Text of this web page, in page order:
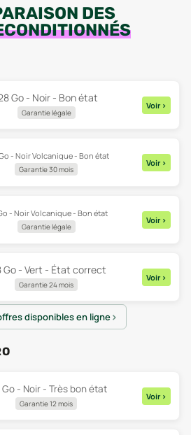
DES
Go - Noir - Bon état
Garantie légale
Voir >
- Noir Volcanique - Bon état
Garantie 30 mois
Voir >
- Noir Volcanique - Bon état
Garantie légale
Voir >
Go - Vert - État correct
Garantie 24 mois
Voir >
disponibles en ligne
Go - Noir - Très bon état
Garantie 12 mois
Voir >